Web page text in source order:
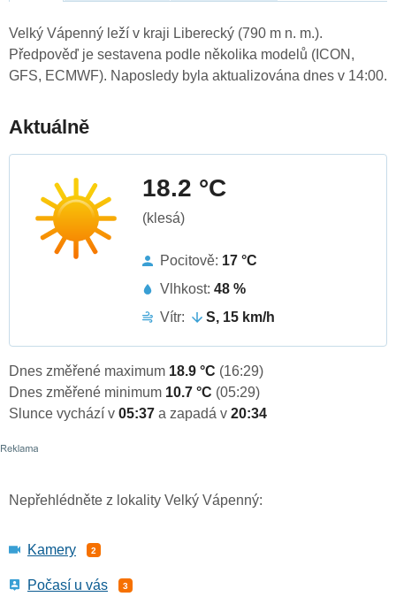
Velký Vápenný leží v kraji Liberecký (790 m n. m.).
Předpověď je sestavena podle několika modelů (ICON,
GFS, ECMWF). Naposledy byla aktualizována dnes v 14:00.
Aktuálně
18.2 °C
(klesá)
Pocitově: 17 °C
Vlhkost: 48 %
Vítr:
S, 15 km/h
Dnes změřené maximum 18.9 °C (16:29)
Dnes změřené minimum 10.7 °C (05:29)
Slunce vychází v 05:37 a zapadá v 20:34
Nepřehlédněte z lokality Velký Vápenný:
Kamery 2
Počasí u vás 3